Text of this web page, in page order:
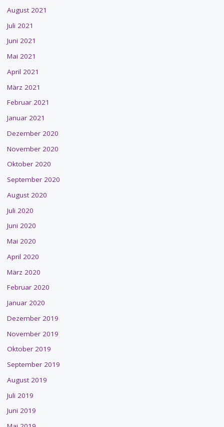
August 2021
Juli 2021
Juni 2021
Mai 2021
April 2021
März 2021
Februar 2021
Januar 2021
Dezember 2020
November 2020
Oktober 2020
September 2020
August 2020
Juli 2020
Juni 2020
Mai 2020
April 2020
März 2020
Februar 2020
Januar 2020
Dezember 2019
November 2019
Oktober 2019
September 2019
August 2019
Juli 2019
Juni 2019